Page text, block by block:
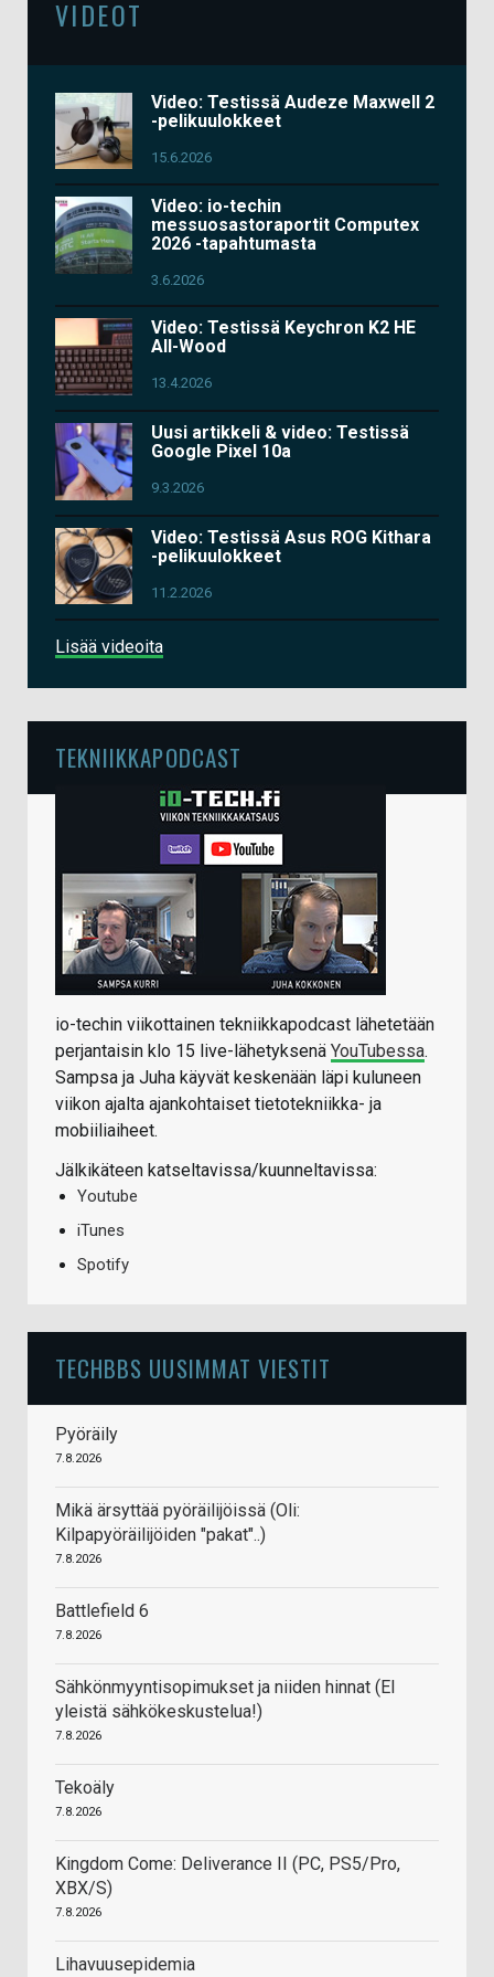
VIDEOT
Video: Testissä Audeze Maxwell 2
-pelikuulokkeet
15.6.2026
Video: io-techin
messuosastoraportit Computex
2026 -tapahtumasta
3.6.2026
Video: Testissä Keychron K2 HE
All-Wood
13.4.2026
Uusi artikkeli & video: Testissä
Google Pixel 10a
9.3.2026
Video: Testissä Asus ROG Kithara
-pelikuulokkeet
11.2.2026
Lisää videoita
TEKNIIKKAPODCAST
io-techin viikottainen tekniikkapodcast lähetetään
perjantaisin klo 15 live-lähetyksenä YouTubessa.
Sampsa ja Juha käyvät keskenään läpi kuluneen
viikon ajalta ajankohtaiset tietotekniikka- ja
mobiiliaiheet.
Jälkikäteen katseltavissa/kuunneltavissa:
Youtube
iTunes
Spotify
TECHBBS UUSIMMAT VIESTIT
Pyöräily
7.8.2026
Mikä ärsyttää pyöräilijöissä (Oli:
Kilpapyöräilijöiden "pakat"..)
7.8.2026
Battlefield 6
7.8.2026
Sähkönmyyntisopimukset ja niiden hinnat (EI
yleistä sähkökeskustelua!)
7.8.2026
Tekoäly
7.8.2026
Kingdom Come: Deliverance II (PC, PS5/Pro,
XBX/S)
7.8.2026
Lihavuusepidemia